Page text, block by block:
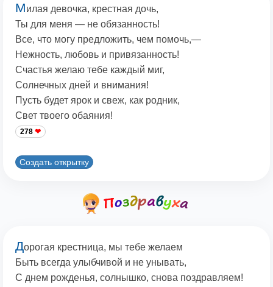
Милая девочка, крестная дочь,
Ты для меня — не обязанность!
Все, что могу предложить, чем помочь,—
Нежность, любовь и привязанность!
Счастья желаю тебе каждый миг,
Солнечных дней и внимания!
Пусть будет ярок и свеж, как родник,
Свет твоего обаяния!
278
Создать открытку
Дорогая крестница, мы тебе желаем
Быть всегда улыбчивой и не унывать,
С днем рожденья, солнышко, снова поздравляем!